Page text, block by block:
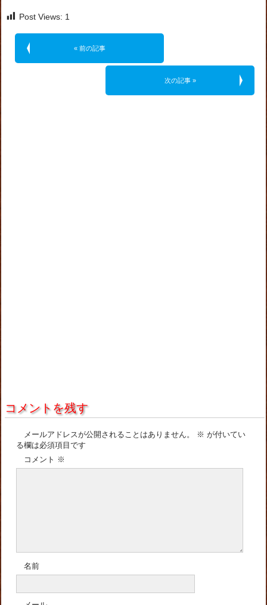
Post Views: 1
« 前の記事
次の記事 »
コメントを残す
メールアドレスが公開されることはありません。 ※ が付いてい
る欄は必須項目です
コメント ※
名前